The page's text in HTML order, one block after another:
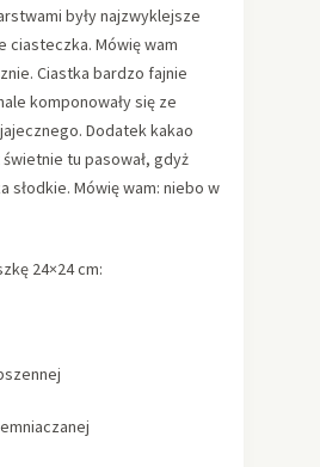
były najzwyklejsze
ciasteczka. Mówię wam
Ciastka bardzo fajnie
komponowały się ze
Dodatek kakao
tu pasował, gdyż
słodkie. Mówię wam: niebo w
24×24 cm: